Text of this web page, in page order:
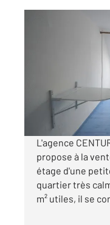
, 1 pièce
37
Visiter le site dédié
L'agence
propose à la
étage d'une
quartier très
m² utiles, il se